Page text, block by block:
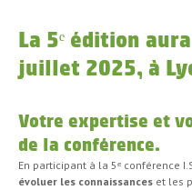
La 5ᵉ édition
juillet 2025, à
Votre expertise et
de la conférence.
En participant à la 5ᵉ conférence
évoluer les connaissances et les